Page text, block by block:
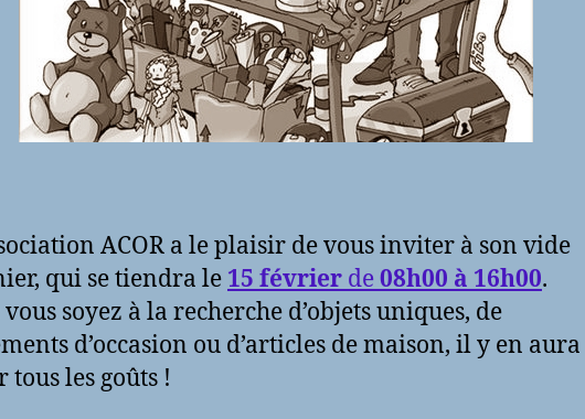
ACOR a le plaisir de vous inviter à son vide
qui se tiendra le 15 février de08h00 à 16h00.
vous soyez à la recherche d’objets uniques, de
d’occasion ou d’articles de maison, il y en aura
tous les goûts !